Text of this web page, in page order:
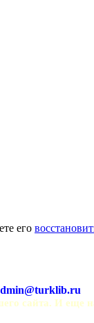
его
сайта. И еще